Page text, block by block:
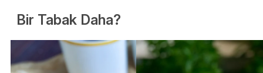
Bir Tabak Daha?